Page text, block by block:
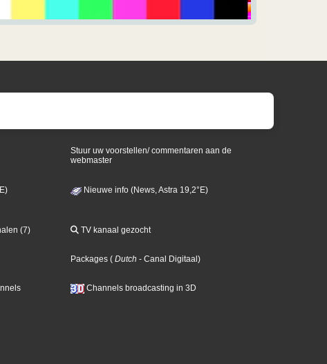
Stuur uw voorstellen/ commentaren aan de
webmaster
Nieuwe info (News, Astra 19,2°E)
(7) TV kanaal gezocht
Packages ( Dutch - Canal Digitaal)
Channels broadcasting in 3D